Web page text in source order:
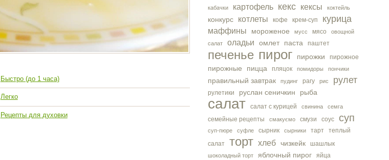
кабачки картофель кекс кексы коктейль
конкурс котлеты кофе крем-суп курица
маффины мороженое мусс мясо
овощной
салат
оладьи омлет паста паштет
печенье пирог пирожки пирожное
пирожные пицца пляцок помидоры пончики
правильный завтрак пудинг рагу рис рулет
рулетики руслан сеничкин рыба
салат салат с курицей свинина семга
семейные рецепты смакуємо смузи соус суп
суп-пюре суфле сырник сырники тарт
теплый
салат
торт хлеб чизкейк шашлык
шоколадный торт яблочный пирог яйца
Быстро (до 1 часа)
Легко
Рецепты для духовки